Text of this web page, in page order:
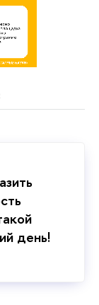
день!